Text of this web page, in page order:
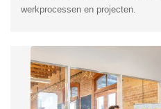
werkprocessen en projecten.